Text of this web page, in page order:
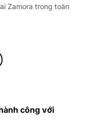
Zamora trong toàn
công với